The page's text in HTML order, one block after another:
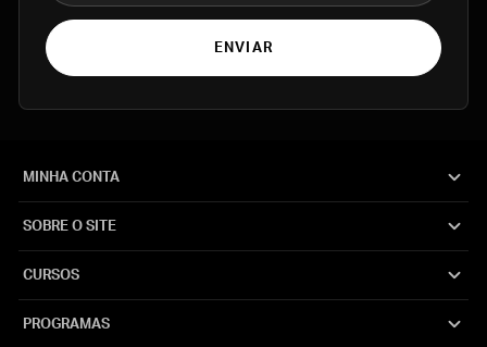
ENVIAR
MINHA CONTA
SOBRE O SITE
CURSOS
PROGRAMAS